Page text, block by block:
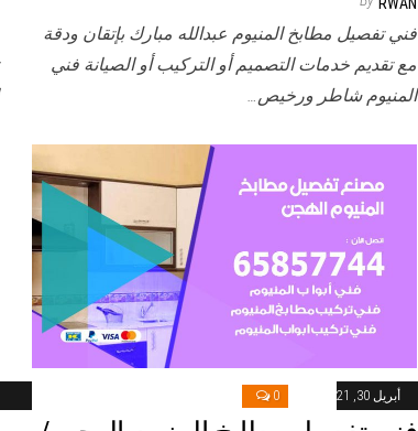
فني تفصيل مطابخ المنيوم عبدالله مبارك بإتقان ودقة
مع تقديم خدمات التصميم أو التركيب أو الصيانة فني
المنيوم شاطر ورخيص…
أبريل 30, 2021 0